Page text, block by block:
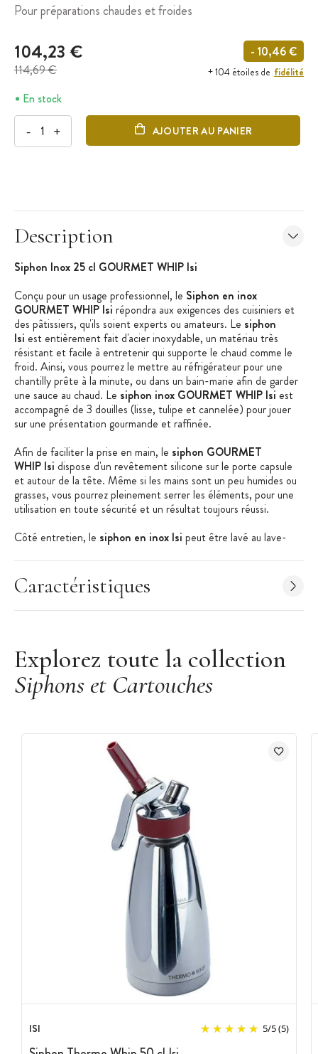
Pour préparations chaudes et froides
104,23 €
114,69 €
- 10,46 €
+ 104 étoiles de fidélité
En stock
- + AJOUTER AU PANIER
Description
Siphon Inox 25 cl GOURMET WHIP Isi
Conçu pour un usage professionnel, le Siphon en inox
GOURMET WHIP Isi répondra aux exigences des cuisiniers et
des pâtissiers, qu'ils soient experts ou amateurs. Le siphon
Isi est entièrement fait d'acier inoxydable, un matériau très
résistant et facile à entretenir qui supporte le chaud comme le
froid. Ainsi, vous pourrez le mettre au réfrigérateur pour une
chantilly prête à la minute, ou dans un bain-marie afin de garder
une sauce au chaud. Le siphon inox GOURMET WHIP Isi est
accompagné de 3 douilles (lisse, tulipe et cannelée) pour jouer
sur une présentation gourmande et raffinée.
Afin de faciliter la prise en main, le siphon GOURMET
WHIP Isi dispose d'un revêtement silicone sur le porte capsule
et autour de la tête. Même si les mains sont un peu humides ou
grasses, vous pourrez pleinement serrer les éléments, pour une
utilisation en toute sécurité et un résultat toujours réussi.
Côté entretien, le siphon en inox Isi peut être lavé au lave-
facilement, y compris le joint d'étanchéité qui possède un ergot
pour faciliter l'extraction.
Pour une bonne utilisation dusiphon inox GOURMET WHIPet
ainsi remplir toute la cuve.
100% inox
Silicone anti-dérapant
Pour préparations chaudes et froides
Caractéristiques du Siphon:
Modèle : Goumet Whip
Pour préparations chaudes et froides
Corps en acier inoxydable brossé avec indication niveau de
Tête en acier inoxydable avec valve fixée
Porte capsule en acier inoxydable avec revêtement silicone
Joint silicone avec ergot : nettoyage facilité
Caractéristiques
Explorez toute la collection
Siphons et Cartouches
ISI 5/5(5)